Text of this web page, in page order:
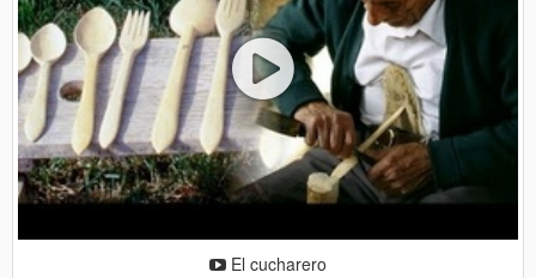
El cucharero